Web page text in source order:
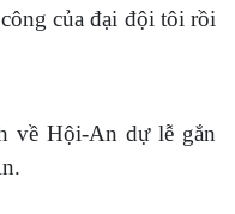
của đại đội tôi rồi
về Hội-An dự lễ gắn